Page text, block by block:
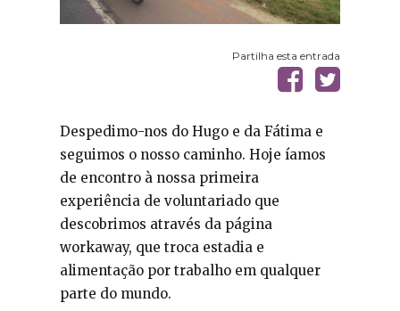
Partilha esta entrada
Despedimo-nos do Hugo e da Fátima e
seguimos o nosso caminho. Hoje íamos
de encontro à nossa primeira
experiência de voluntariado que
descobrimos através da página
workaway, que troca estadia e
alimentação por trabalho em qualquer
parte do mundo.